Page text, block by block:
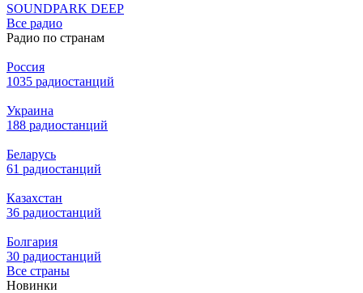
SOUNDPARK DEEP
Все радио
Радио по странам
Россия
1035 радиостанций
Украина
188 радиостанций
Беларусь
61 радиостанций
Казахстан
36 радиостанций
Болгария
30 радиостанций
Все страны
Новинки